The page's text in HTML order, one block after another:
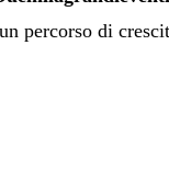
percorso di